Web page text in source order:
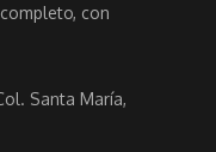
con
Santa María,